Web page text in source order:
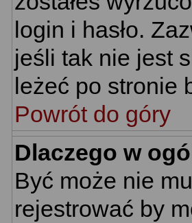
login i hasło.
jeśli tak nie jest
leżeć po stronie
Powrót do góry
Dlaczego w
Być może nie
rejestrować by